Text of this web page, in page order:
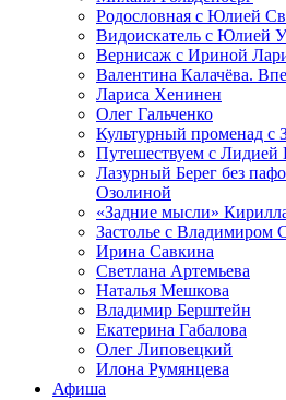
Родословная с Юлией
Видоискатель с Юлией
Вернисаж с Ириной
Валентина Калачёва.
Лариса Хенинен
Олег Гальченко
Культурный променад с
Путешествуем с Лидией
Лазурный Берег без
Озолиной
«Задние мысли»
Застолье с Владимиром
Ирина Савкина
Светлана Артемьева
Наталья Мешкова
Владимир Берштейн
Екатерина Габалова
Олег Липовецкий
Илона Румянцева
Афиша